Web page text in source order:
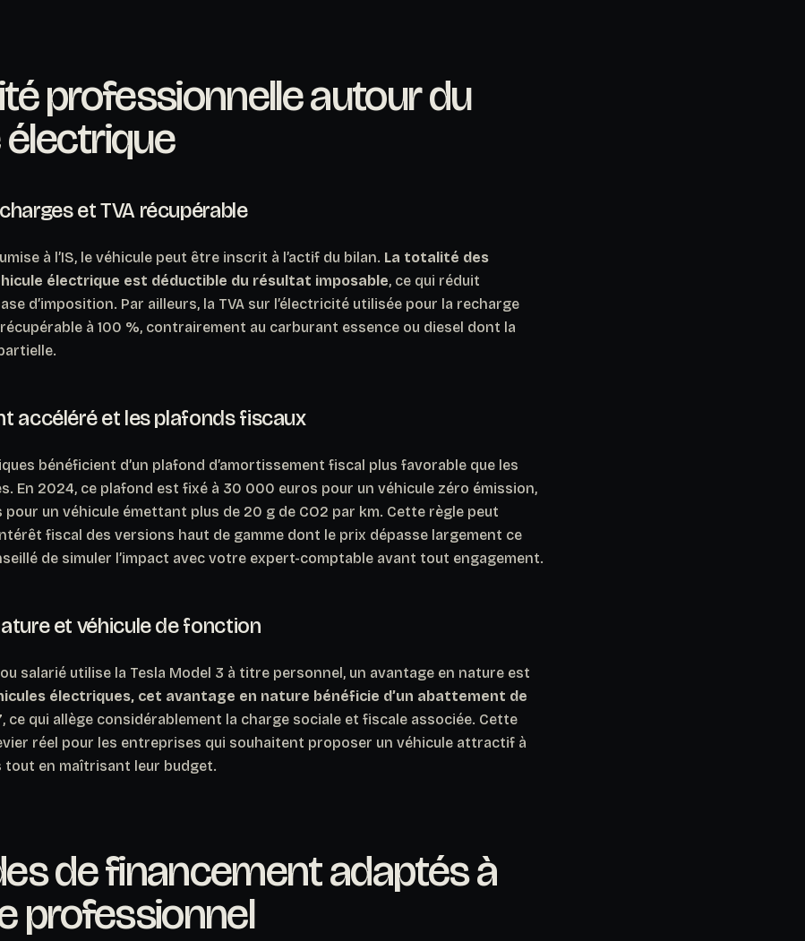
professionnelle autour du
et TVA récupérable
à l’IS, le véhicule peut être inscrit à l’actif du bilan. La totalité des
électrique est déductible du résultat imposable, ce qui réduit
d’imposition. Par ailleurs, la TVA sur l’électricité utilisée pour la recharge
à 100 %, contrairement au carburant essence ou diesel dont la
accéléré et les plafonds fiscaux
bénéficient d’un plafond d’amortissement fiscal plus favorable que les
En 2024, ce plafond est fixé à 30 000 euros pour un véhicule zéro émission,
un véhicule émettant plus de 20 g de CO2 par km. Cette règle peut
fiscal des versions haut de gamme dont le prix dépasse largement ce
de simuler l’impact avec votre expert-comptable avant tout engagement.
et véhicule de fonction
salarié utilise la Tesla Model 3 à titre personnel, un avantage en nature est
électriques, cet avantage en nature bénéficie d’un abattement de
, ce qui allège considérablement la charge sociale et fiscale associée. Cette
réel pour les entreprises qui souhaitent proposer un véhicule attractif à
tout en maîtrisant leur budget.
de financement adaptés à
professionnel